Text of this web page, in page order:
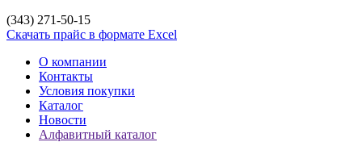
(343) 271-50-15
Скачать прайс в формате Excel
О компании
Контакты
Условия покупки
Каталог
Новости
Алфавитный каталог